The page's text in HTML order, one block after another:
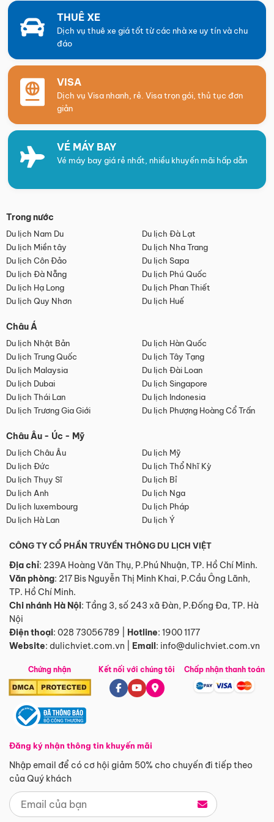
THUÊ XE
Dịch vụ thuê xe giá tốt từ các nhà xe uy tín và chu
đáo
VISA
Dịch vụ Visa nhanh, rẻ. Visa trọn gói, thủ tục đơn
giản
VÉ MÁY BAY
Vé máy bay giá rẻ nhất, nhiều khuyến mãi hấp dẫn
Trong nước
Du lịch Nam Du
Du lịch Đà Lạt
Du lịch Miền tây
Du lịch Nha Trang
Du lịch Côn Đảo
Du lịch Sapa
Du lịch Đà Nẵng
Du lịch Phú Quốc
Du lịch Hạ Long
Du lịch Phan Thiết
Du lịch Quy Nhơn
Du lịch Huế
Châu Á
Du lịch Nhật Bản
Du lịch Hàn Quốc
Du lịch Trung Quốc
Du lịch Tây Tạng
Du lịch Malaysia
Du lịch Đài Loan
Du lịch Dubai
Du lịch Singapore
Du lịch Thái Lan
Du lịch Indonesia
Du lịch Trương Gia Giới
Du lịch Phượng Hoàng Cổ Trấn
Châu Âu - Úc - Mỹ
Du lịch Châu Âu
Du lịch Mỹ
Du lịch Đức
Du lịch Thổ Nhĩ Kỳ
Du lịch Thụy Sĩ
Du lịch Bỉ
Du lịch Anh
Du lịch Nga
Du lịch luxembourg
Du lịch Pháp
Du lịch Hà Lan
Du lịch Ý
CÔNG TY CỔ PHẦN TRUYỀN THÔNG DU LỊCH VIỆT
Địa chỉ: 239A Hoàng Văn Thụ, P.Phú Nhuận, TP. Hồ Chí Minh.
Văn phòng: 217 Bis Nguyễn Thị Minh Khai, P.Cầu Ông Lãnh,
TP. Hồ Chí Minh.
Chi nhánh Hà Nội: Tầng 3, số 243 xã Đàn, P.Đống Đa, TP. Hà
Nội
Điện thoại: 028 73056789 Hotline: 1900 1177
Website: dulichviet.com.vn Email: info@dulichviet.com.vn
Chứng nhận
Đăng ký nhận thông tin khuyến mãi
Nhập email để có cơ hội giảm 50% cho chuyến đi tiếp theo
của Quý khách
Kết nối với chúng tôi Chấp nhận thanh toán